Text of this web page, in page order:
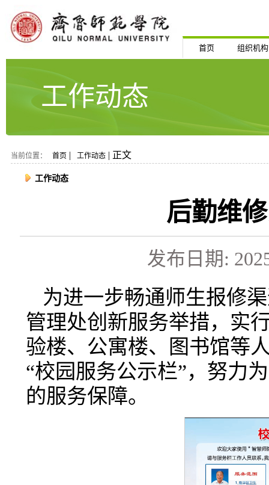
首页 组织机构
工作动态
当前位置： 首页 | 工作动态 | 正文
工作动态
后勤维
发布日期:
为进一步畅通师生报修
管理处创新服务举措，实
验楼、公寓楼、图书馆等
“校园服务公示栏”，努力
的服务保障。